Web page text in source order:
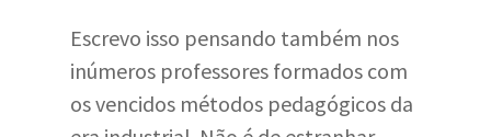
Escrevo isso pensando também nos
inúmeros professores formados com
os vencidos métodos pedagógicos da